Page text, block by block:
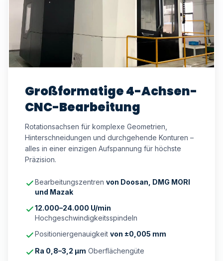
Großformatige 4-Achsen-
CNC-Bearbeitung
Rotationsachsen für komplexe Geometrien,
Hinterschneidungen und durchgehende Konturen –
alles in einer einzigen Aufspannung für höchste
Präzision.
Bearbeitungszentren von Doosan, DMG MORI
und Mazak
12.000–24.000 U/min
Hochgeschwindigkeitsspindeln
Positioniergenauigkeit von ±0,005 mm
Ra 0,8–3,2 μm Oberflächengüte